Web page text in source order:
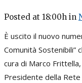
Posted at 18:00h in
È uscito il nuovo
Comunità Sostenibili”
cura di Marco
Presidente della Rete